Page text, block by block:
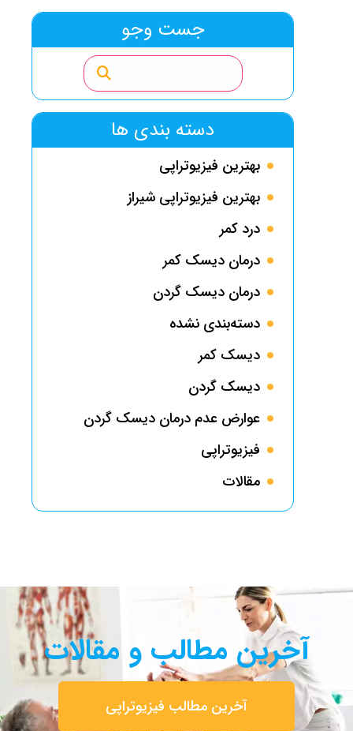
جست وجو
دسته بندی ها
بهترین فیزیوتراپی
بهترین فیزیوتراپی شیراز
درد کمر
درمان دیسک کمر
درمان دیسک گردن
دسته‌بندی نشده
دیسک کمر
دیسک گردن
عوارض عدم درمان دیسک گردن
فیزیوتراپی
مقالات
آخرین مطالب و مقالات
آخرین مطالب فیزیوتراپی